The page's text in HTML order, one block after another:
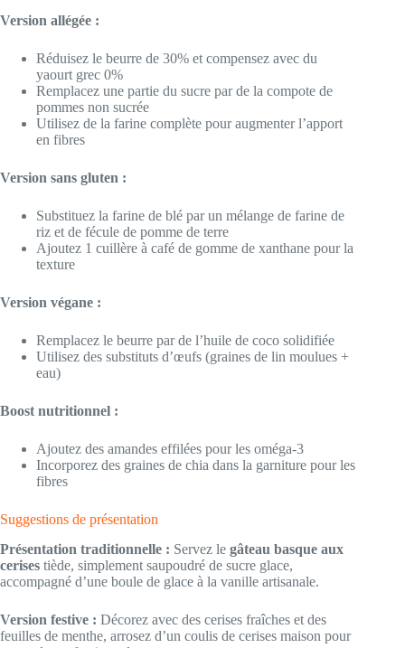
Version allégée :
Réduisez le beurre de 30% et compensez avec du
yaourt grec 0%
Remplacez une partie du sucre par de la compote de
pommes non sucrée
Utilisez de la farine complète pour augmenter l’apport
en fibres
Version sans gluten :
Substituez la farine de blé par un mélange de farine de
riz et de fécule de pomme de terre
Ajoutez 1 cuillère à café de gomme de xanthane pour la
texture
Version végane :
Remplacez le beurre par de l’huile de coco solidifiée
Utilisez des substituts d’œufs (graines de lin moulues +
eau)
Boost nutritionnel :
Ajoutez des amandes effilées pour les oméga-3
Incorporez des graines de chia dans la garniture pour les
fibres
Suggestions de présentation
Présentation traditionnelle : Servez le gâteau basque aux
cerises tiède, simplement saupoudré de sucre glace,
accompagné d’une boule de glace à la vanille artisanale.
Version festive : Décorez avec des cerises fraîches et des
feuilles de menthe, arrosez d’un coulis de cerises maison pour